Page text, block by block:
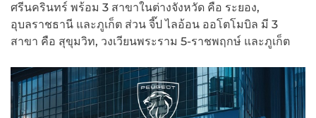
ศรีนครินทร์ พร้อม 3 สาขาในต่างจังหวัด คือ ระยอง,
อุบลราชธานี และภูเก็ต ส่วน จี๊ป ไลอ้อน ออโตโมบิล มี 3
สาขา คือ สุขุมวิท, วงเวียนพระราม 5-ราชพฤกษ์ และภูเก็ต